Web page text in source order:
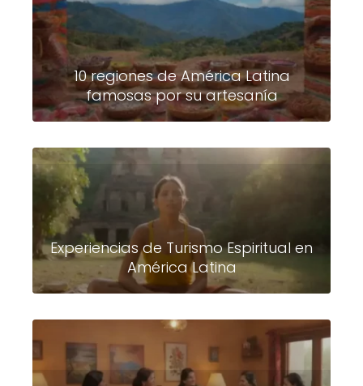
10 regiones de América Latina
famosas por su artesanía
Experiencias de Turismo Espiritual en
América Latina